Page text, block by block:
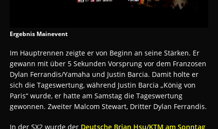
Ergebnis Mainevent
Im Hauptrennen zeigte er von Beginn an seine Stärken. Er
gewann mit über 5 Sekunden Vorsprung vor dem Franzosen
Dylan Ferrandis/Yamaha und Justin Barcia. Damit holte er
sich die Tageswertung, während Justin Barcia „König von
Paris“ wurde, er hatte am Samstag die Tageswertung
gewonnen. Zweiter Malcom Stewart, Dritter Dylan Ferrandis.
In der SX2 wurde der Deutsche Brian Hsu/KTM am Sonntag